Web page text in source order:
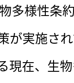
多様性条
が実施さ
現在、生